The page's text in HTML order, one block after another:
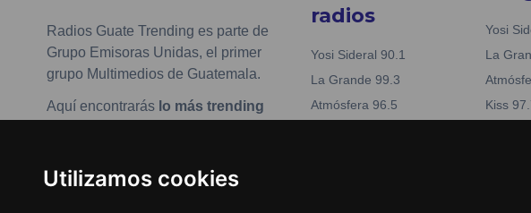
Utilizamos cookies
Radios Guate Trending es parte de
Grupo Emisoras Unidas, el primer
grupo Multimedios de Guatemala.
Aquí encontrarás lo más trending
música favorita.
radios
Yosi Sideral 90.1
La Grande 99.3
Atmósfera 96.5
Yosi
La
Kiss